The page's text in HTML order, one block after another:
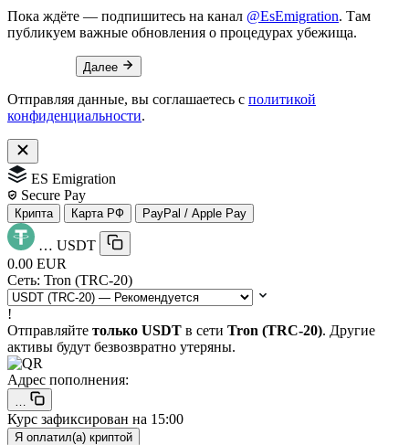
Пока ждёте — подпишитесь на канал @EsEmigration. Там
публикуем важные обновления о процедурах убежища.
Далее
Отправляя данные, вы соглашаетесь с политикой
конфиденциальности.
ES Emigration
Secure Pay
Крипта Карта РФ PayPal / Apple Pay
… USDT
0.00 EUR
Сеть: Tron (TRC-20)
!
Отправляйте только USDT в сети Tron (TRC-20). Другие
активы будут безвозвратно утеряны.
Адрес пополнения:
Курс зафиксирован на 15:00
Я оплатил(а) криптой